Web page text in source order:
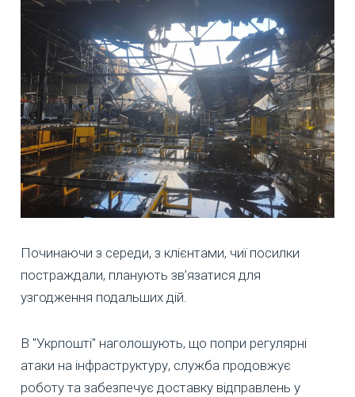
Починаючи з середи, з клієнтами, чиї посилки
постраждали, планують зв’язатися для
узгодження подальших дій.
В "Укрпошті" наголошують, що попри регулярні
атаки на інфраструктуру, служба продовжує
роботу та забезпечує доставку відправлень у